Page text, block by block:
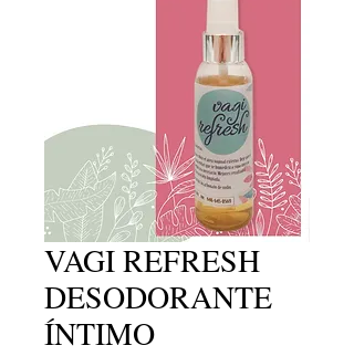
VAGI REFRESH
DESODORANTE
ÍNTIMO